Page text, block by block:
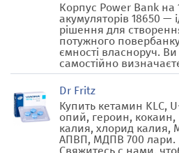
Корпус Power Bank на
акумуляторів 18650 —
рішення для
потужного
ємності власноруч. Ви
самостійно
Dr Fritz
Купить кетамин KLC,
опий, героин,
калия, хлорид калия,
АПВП, МДПВ 700 лари.